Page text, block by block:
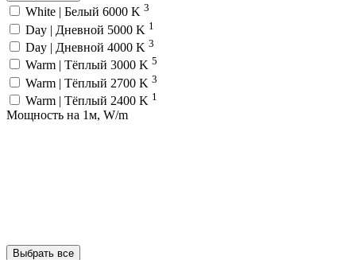
White | Белый 6000 K 3
Day | Дневной 5000 K 1
Day | Дневной 4000 K 3
Warm | Тёплый 3000 K 5
Warm | Тёплый 2700 K 3
Warm | Тёплый 2400 K 1
Мощность на 1м, W/m
Выбрать все